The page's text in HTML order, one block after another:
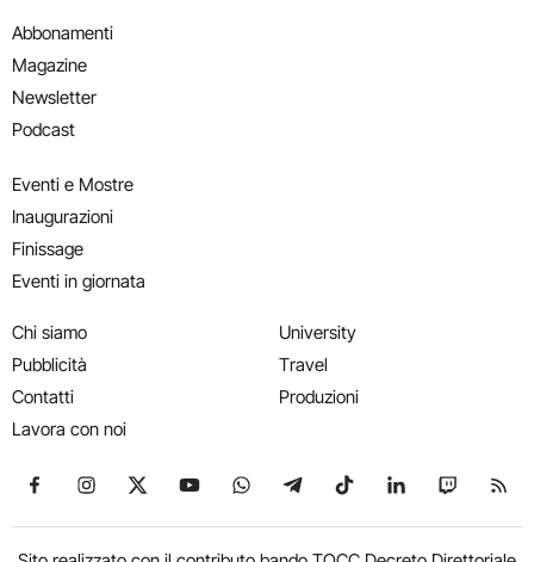
Abbonamenti
Magazine
Newsletter
Podcast
Eventi e Mostre
Inaugurazioni
Finissage
Eventi in giornata
Chi siamo
Pubblicità
Contatti
Lavora con noi
University
Travel
Produzioni
Seguici su Facebook
Seguici su Instagram
Seguici su X
Seguici su YouTube
Seguici su WhatsApp
Seguici su Telegram
Seguici su TikTok
Seguici su
Seguici